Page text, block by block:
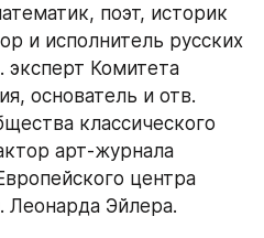
поэт, историк
и исполнитель русских
эксперт Комитета
основатель и отв.
классического
арт-журнала
центра
Леонарда Эйлера.